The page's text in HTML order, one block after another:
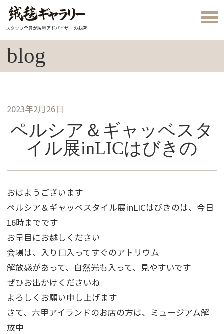
スタッフ全員が絨毯アドバイザーのお店
blog
2023年2月26日
ペルシア＆ギャッベスタ
イル展inLICはびきの
おはようございます
ペルシア＆ギャッベスタイル展inLICはびきのは、今日
16時までです
お早目にお越しください
会場は、入り口入ってすぐのアトリウム
解放感があって、自然光も入って、見やすいです
ぜひお出かけくださいね
よろしくお願い申し上げます
さて、六甲アイランドのお店の方は、ミュージアム解
放中